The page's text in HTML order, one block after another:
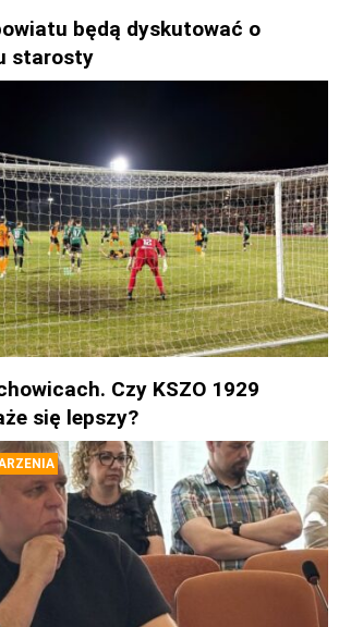
będą dyskutować o
starosty
Czy KSZO 1929
się lepszy?